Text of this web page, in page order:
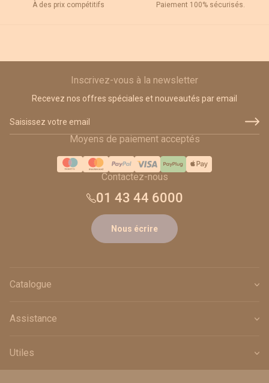
À des prix compétitifs Paiement 100% sécurisés.
Inscrivez-vous à la newsletter
Recevez nos offres spéciales et nouveautés par email
Moyens de paiement acceptés
Contactez-nous
01 43 44 6000
Nous écrire
Catalogue
Assistance
Utiles